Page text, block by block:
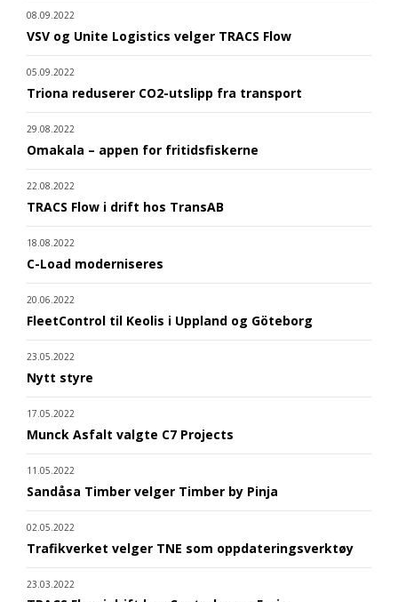
08.09.2022
VSV og Unite Logistics velger TRACS Flow
05.09.2022
Triona reduserer CO2-utslipp fra transport
29.08.2022
Omakala – appen for fritidsfiskerne
22.08.2022
TRACS Flow i drift hos TransAB
18.08.2022
C-Load moderniseres
20.06.2022
FleetControl til Keolis i Uppland og Göteborg
23.05.2022
Nytt styre
17.05.2022
Munck Asfalt valgte C7 Projects
11.05.2022
Sandåsa Timber velger Timber by Pinja
02.05.2022
Trafikverket velger TNE som oppdateringsverktøy
23.03.2022